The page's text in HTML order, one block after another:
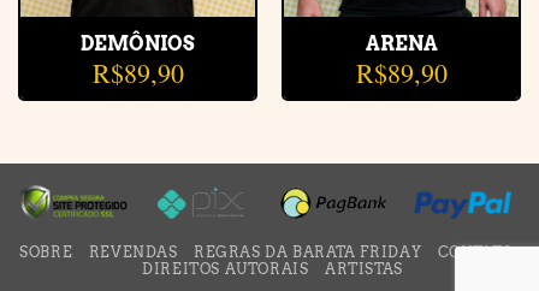
DEMÔNIOS
R$89,90
ARENA
R$89,90
SOBRE REVENDAS REGRAS DA BARATA FRIDAY
CONTATO
DIREITOS AUTORAIS
ARTISTAS